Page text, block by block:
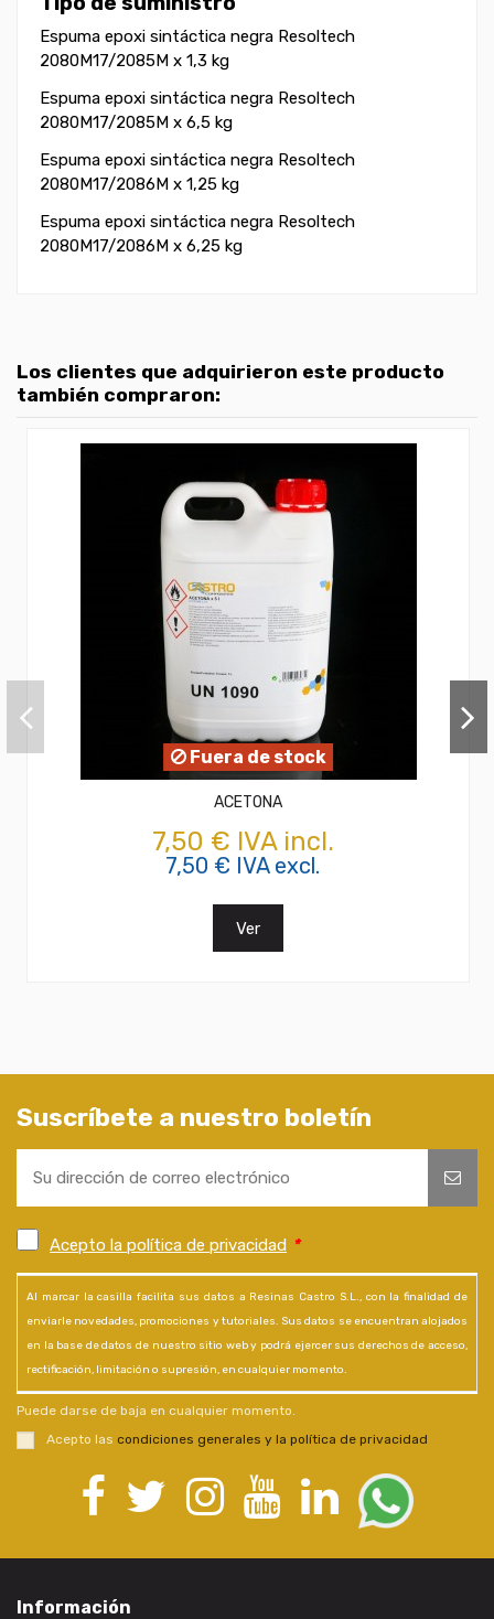
Espuma epoxi sintáctica negra Resoltech
2080M17/2085M x 1,3 kg
Espuma epoxi sintáctica negra Resoltech
2080M17/2085M x 6,5 kg
Espuma epoxi sintáctica negra Resoltech
2080M17/2086M x 1,25 kg
Espuma epoxi sintáctica negra Resoltech
2080M17/2086M x 6,25 kg
Los clientes que adquirieron este producto
también compraron:
Fuera de stock
ACETONA
7,50 € IVA incl.
7,50 € IVA excl.
Ver
Suscríbete a nuestro boletín
Acepto la política de privacidad *
Al marcar la casilla facilita sus datos a Resinas Castro S.L., con la finalidad de
enviarle novedades, promociones y tutoriales. Sus datos se encuentran alojados
en la base de datos de nuestro sitio web y podrá ejercer sus derechos de acceso,
rectificación, limitación o supresión, en cualquier momento.
Puede darse de baja en cualquier momento.
Acepto las condiciones generales y la política de privacidad
Información